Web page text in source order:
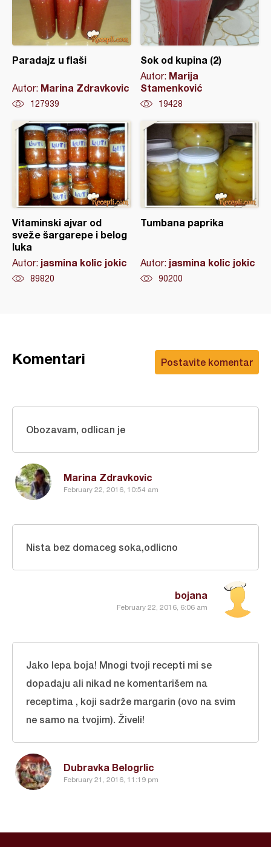
Paradajz u flaši
Autor: Marina Zdravkovic
127939
Sok od kupina (2)
Autor: Marija
Stamenković
19428
Vitaminski ajvar od
sveže šargarepe i belog
luka
Autor: jasmina kolic jokic
89820
Tumbana paprika
Autor: jasmina kolic jokic
90200
Postavite komentar
Komentari
Marina Zdravkovic
February 22, 2016, 10:54 am
Obozavam, odlican je
bojana
February 22, 2016, 6:06 am
Nista bez domaceg soka,odlicno
Dubravka Belogrlic
February 21, 2016, 11:19 pm
Jako lepa boja! Mnogi tvoji recepti mi se
dopadaju ali nikad ne komentarišem na
receptima , koji sadrže margarin (ovo na svim
ne samo na tvojim). Živeli!